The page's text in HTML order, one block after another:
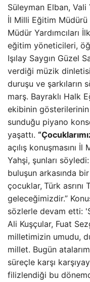
Süleyman Elban, Vali
İl Milli Eğitim Müdürü
Müdür Yardımcıları
eğitim yöneticileri,
Işılay Saygın Güzel
verdiği müzik
duruşu ve şarkıların
marş. Bayraklı Halk
ekibinin gösterilerinin
sunduğu piyano
yaşattı.
açılış konuşmasını
Yahşi, şunları
buluşun arkasında
çocuklar, Türk asrını
geleceğimizdir.”
sözlerle devam etti:
Ali Kuşçular, Fuat
milletimizin umudu,
millet. Bugün
süreçle karşı
filizlendiği bu